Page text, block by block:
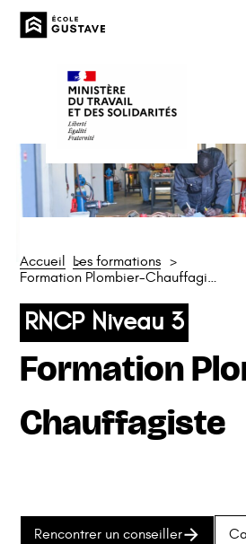
contenu
pied
Accueil
Les formations
Formation Plombier-Chauffagiste
Formation
Chauffagiste
RNCP Niveau 3
Rencontrer un conseiller